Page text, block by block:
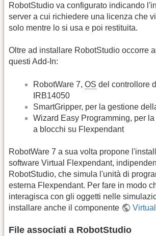
RobotStudio va configurato indicando
server a cui richiedere una licenza che
solo mentre lo si usa e poi restituita.
Oltre ad installare RobotStudio occorre
questi Add-In:
RobotWare 7, OS del controllore
IRB14050
SmartGripper, per la gestione
Wizard Easy Programming, per
a blocchi su Flexpendant
RobotWare 7 a sua volta propone
software Virtual Flexpendant,
RobotStudio, che simula l'unità di
esterna Flexpendant. Per fare in modo
interagisca con gli oggetti nelle
installare anche il componente
File associati a RobotStudio